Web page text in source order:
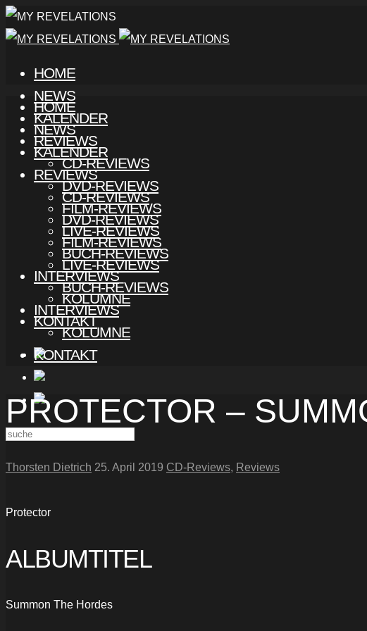
HOME
NEWS
KALENDER
REVIEWS
CD-REVIEWS
DVD-REVIEWS
FILM-REVIEWS
LIVE-REVIEWS
BUCH-REVIEWS
INTERVIEWS
KOLUMNE
KONTAKT
HOME
NEWS
KALENDER
REVIEWS
CD-REVIEWS
DVD-REVIEWS
FILM-REVIEWS
LIVE-REVIEWS
BUCH-REVIEWS
INTERVIEWS
KOLUMNE
KONTAKT
PROTECTOR –
Thorsten Dietrich 25. April 2019 CD-Reviews, Reviews
Protector
ALBUMTITEL
Summon The Hordes